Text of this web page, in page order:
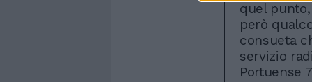
quel
però
consueta
servizio
Portuense